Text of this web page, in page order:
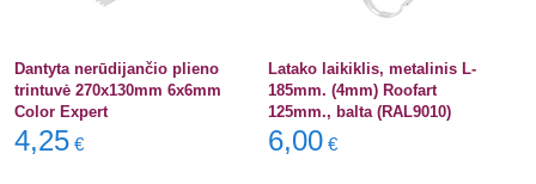
Dantyta nerūdijančio plieno
trintuvė 270x130mm 6x6mm
Color Expert
4,25 €
Latako laikiklis, metalinis L-
185mm. (4mm) Roofart
125mm., balta (RAL9010)
6,00 €